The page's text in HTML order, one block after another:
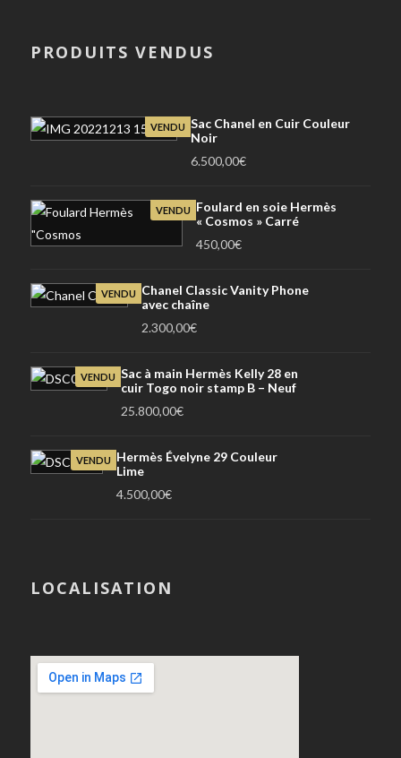
PRODUITS VENDUS
VENDU Sac Chanel en Cuir Couleur
Noir
6.500,00€
VENDU
Foulard en soie Hermès
« Cosmos » Carré
450,00€
VENDU
Chanel Classic Vanity Phone
avec chaîne
2.300,00€
VENDU Sac à main Hermès Kelly 28 en
cuir Togo noir stamp B – Neuf
25.800,00€
VENDU
Hermès Évelyne 29 Couleur
Lime
4.500,00€
LOCALISATION